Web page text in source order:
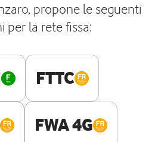
propone le seguenti
per la rete fissa:
FTTC
FWA 4G